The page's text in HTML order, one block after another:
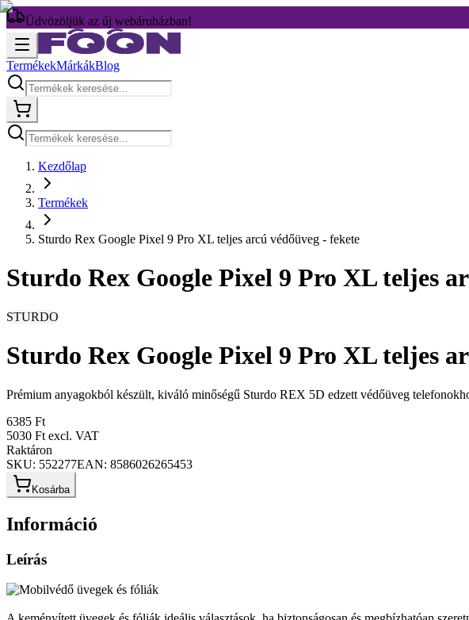
Üdvözöljük az új webáruházban!
TermékekMárkákBlog
Kezdőlap
Termékek
Sturdo Rex Google Pixel 9 Pro XL teljes arcú védőüveg - fekete
Sturdo Rex Google Pixel 9 Pro XL teljes
STURDO
Sturdo Rex Google Pixel 9 Pro XL teljes
Prémium anyagokból készült, kiváló minőségű Sturdo REX 5D edzett védőüveg
6385 Ft
5030 Ft excl. VAT
Raktáron
SKU: 552277EAN: 8586026265453
Kosárba
Információ
Leírás